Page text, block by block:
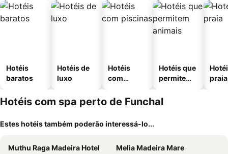
Hotéis
baratos
Hotéis de
luxo
Hotéis
com
Hotéis que
permitem
praia
Hotéis com spa perto de Funchal
Estes hotéis também poderão interessá-lo...
Muthu Raga Madeira Hotel
Melia Madeira Mare